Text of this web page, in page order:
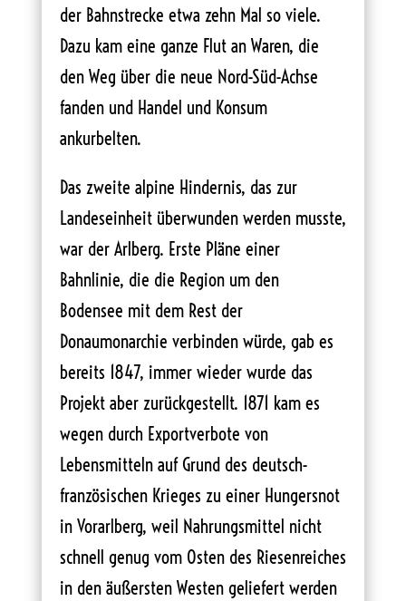
der Bahnstrecke etwa zehn Mal so viele.
Dazu kam eine ganze Flut an Waren, die
den Weg über die neue Nord-Süd-Achse
fanden und Handel und Konsum
ankurbelten.
Das zweite alpine Hindernis, das zur
Landeseinheit überwunden werden musste,
war der Arlberg. Erste Pläne einer
Bahnlinie, die die Region um den
Bodensee mit dem Rest der
Donaumonarchie verbinden würde, gab es
bereits 1847, immer wieder wurde das
Projekt aber zurückgestellt. 1871 kam es
wegen durch Exportverbote von
Lebensmitteln auf Grund des deutsch-
französischen Krieges zu einer Hungersnot
in Vorarlberg, weil Nahrungsmittel nicht
schnell genug vom Osten des Riesenreiches
in den äußersten Westen geliefert werden